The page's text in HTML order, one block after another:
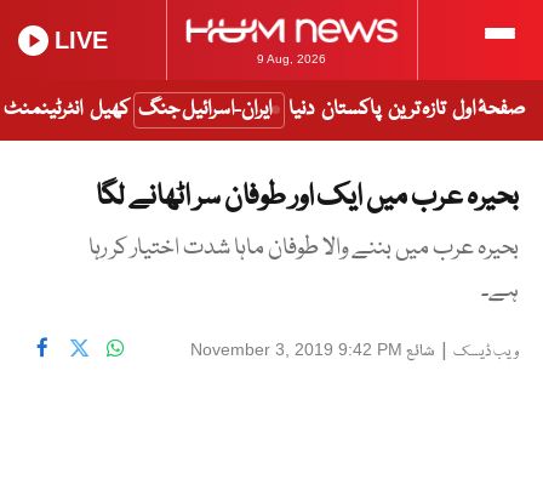
9 Aug, 2026
LIVE
صفحۂ اول تازہ ترین پاکستان دنیا ایران-اسرائیل جنگ کھیل انٹرٹینمنٹ
بحیرہ عرب میں ایک اور طوفان سر اٹھانے لگا
بحیرہ عرب میں بننے والا طوفان ماہا شدت اختیار کر رہا
ہے۔
ویب ڈیسک | شائع November 3, 2019 9:42 PM